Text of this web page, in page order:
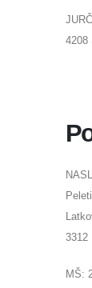
4208
3312
MŠ: